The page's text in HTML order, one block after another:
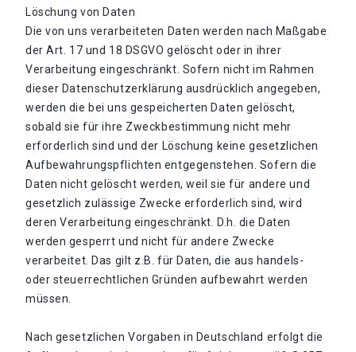
Löschung von Daten
Die von uns verarbeiteten Daten werden nach Maßgabe
der Art. 17 und 18 DSGVO gelöscht oder in ihrer
Verarbeitung eingeschränkt. Sofern nicht im Rahmen
dieser Datenschutzerklärung ausdrücklich angegeben,
werden die bei uns gespeicherten Daten gelöscht,
sobald sie für ihre Zweckbestimmung nicht mehr
erforderlich sind und der Löschung keine gesetzlichen
Aufbewahrungspflichten entgegenstehen. Sofern die
Daten nicht gelöscht werden, weil sie für andere und
gesetzlich zulässige Zwecke erforderlich sind, wird
deren Verarbeitung eingeschränkt. D.h. die Daten
werden gesperrt und nicht für andere Zwecke
verarbeitet. Das gilt z.B. für Daten, die aus handels-
oder steuerrechtlichen Gründen aufbewahrt werden
müssen.
Nach gesetzlichen Vorgaben in Deutschland erfolgt die